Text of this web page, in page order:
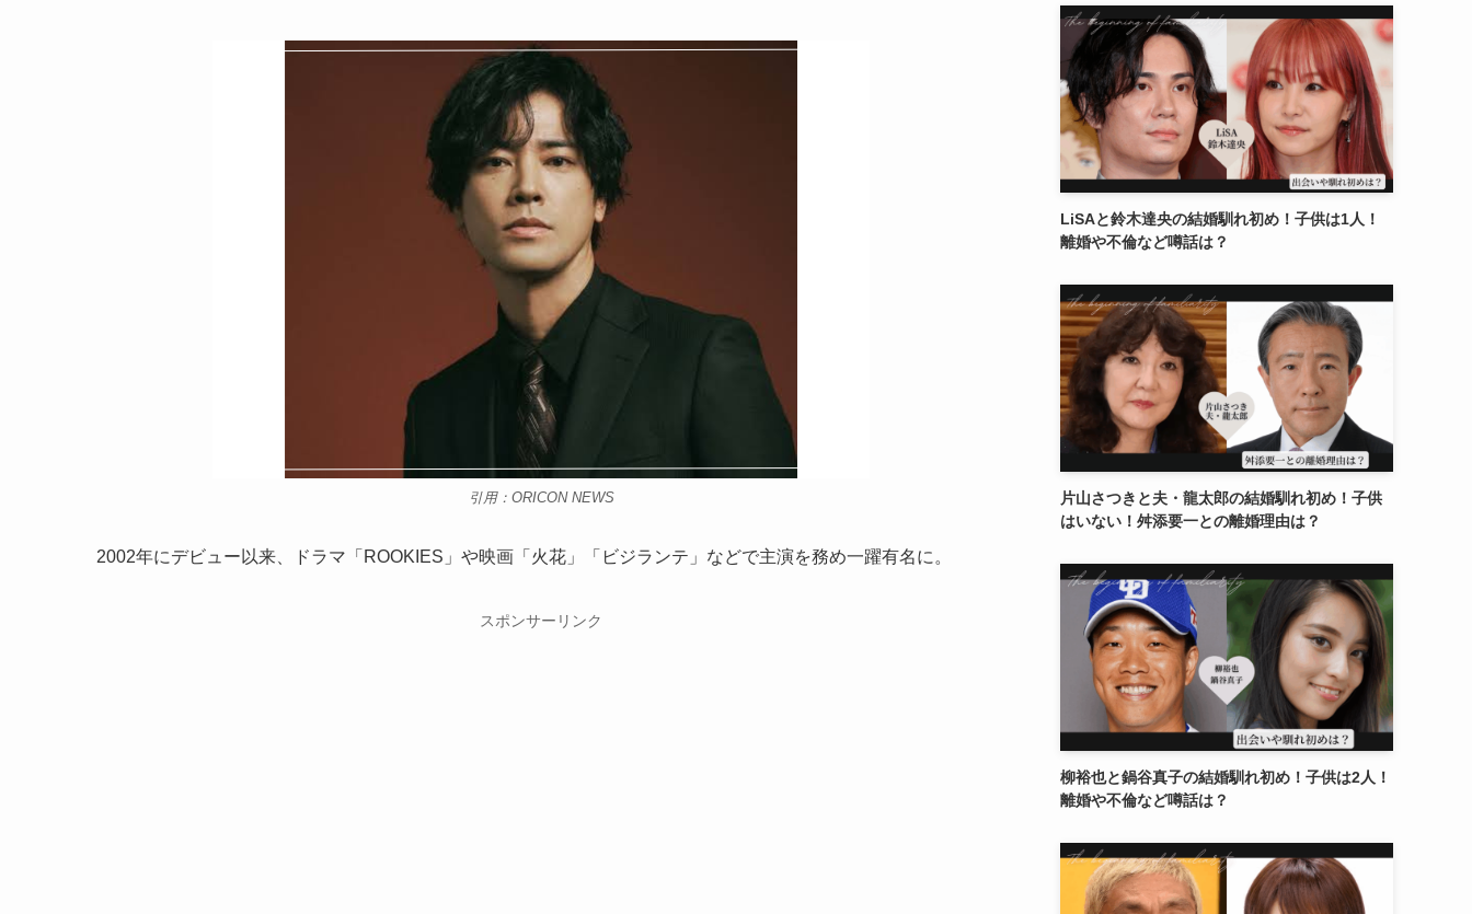
引用：ORICON NEWS
2002年にデビュー以来、ドラマ「ROOKIES」や映画「火花」「ビジランテ」などで主演を務め一躍有名に。
スポンサーリンク
LiSAと鈴木達央の結婚馴れ初め！子供は1人！
離婚や不倫など噂話は？
片山さつきと夫・龍太郎の結婚馴れ初め！子供
はいない！舛添要一との離婚理由は？
柳裕也と鍋谷真子の結婚馴れ初め！子供は2人！
離婚や不倫など噂話は？